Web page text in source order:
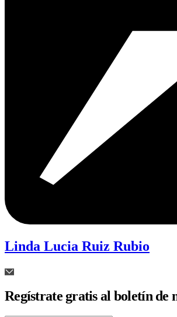
Linda Lucia Ruiz Rubio
Regístrate gratis al boletín de